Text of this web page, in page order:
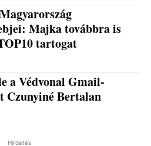
Majka továbbra is
tartogat
a Védvonal Gmail-
Czunyiné Bertalan
Hirdetés